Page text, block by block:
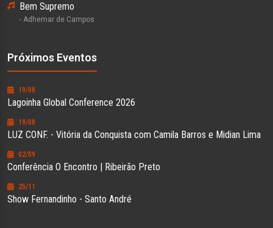
Bem Supremo
- Adhemar de Campos
Próximos Eventos
19/08
Lagoinha Global Conference 2026
19/08
LUZ CONF. - Vitória da Conquista com Camila Barros e Midian Lima
02/09
Conferência O Encontro | Ribeirão Preto
25/11
Show Fernandinho - Santo André